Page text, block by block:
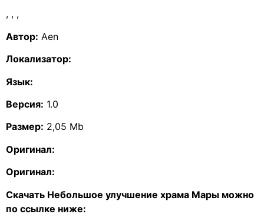
, , ,
Автор: Aen
Локализатор:
Язык:
Версия: 1.0
Размер: 2,05 Mb
Оригинал:
Оригинал:
Скачать Небольшое улучшение храма Мары можно
по ссылке ниже: